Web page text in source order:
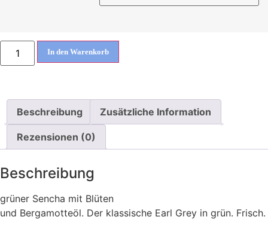
In den Warenkorb
Beschreibung Zusätzliche Information
Rezensionen (0)
Beschreibung
grüner Sencha mit Blüten
und Bergamotteöl. Der klassische Earl Grey in grün. Frisch.